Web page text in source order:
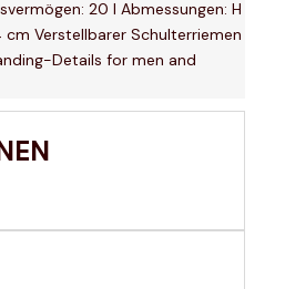
20 l Abmessungen: H
cm Verstellbarer Schulterriemen
Details for men and